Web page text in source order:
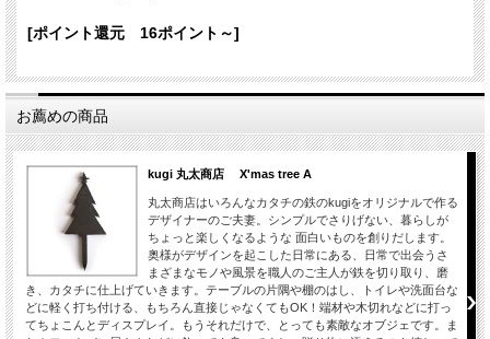
[ポイント還元 16ポイント～]
お薦めの商品
kugi 丸太商店 X'mas tree A
丸太商店はいろんなカタチの鉄のkugiをオリジナルで作る
デザイナーのご夫妻。シンプルでさりげない、暮らしが
ちょっと楽しくなるような 面白いものを創りだします。
奥様がデザインを起こした日常にある、日常で出会うさ
まざまなモノや風景を職人のご主人が鉄を切り取り、磨
き、カタチに仕上げていきます。テーブルの片隅や棚のはし、トイレや洗面台な
どに軽く打ち付ける、もちろん直接じゃなくてもOK！端材や木切れなどに打っ
てちょこんとディスプレイ。もうそれだけで、とっても素敵なオブジェです。ま